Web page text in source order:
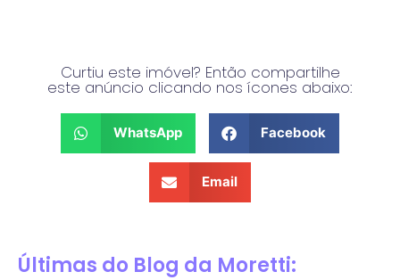
Curtiu este imóvel? Então compartilhe
este anúncio clicando nos ícones abaixo:
WhatsApp Facebook
Email
Últimas do Blog da Moretti: